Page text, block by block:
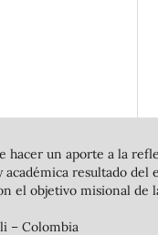
un aporte a la
resultado del
el objetivo misional de
– Colombia